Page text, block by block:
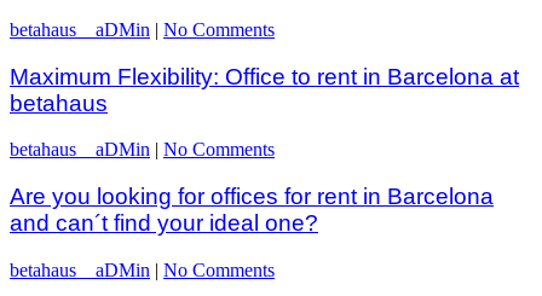
betahaus__aDMin | No Comments
Maximum Flexibility: Office to rent in Barcelona at
betahaus
betahaus__aDMin | No Comments
Are you looking for offices for rent in Barcelona
and can´t find your ideal one?
betahaus__aDMin | No Comments